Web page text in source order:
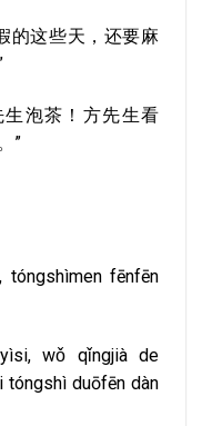
的这些天，还要麻
泡茶！方先生看
”
tóngshìmen fēnfēn
wǒ qǐngjià de
tóngshì duōfēn dàn